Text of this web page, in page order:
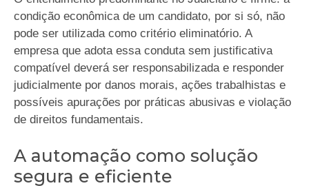
condição econômica de um candidato, por si só, não
pode ser utilizada como critério eliminatório. A
empresa que adota essa conduta sem justificativa
compatível deverá ser responsabilizada e responder
judicialmente por danos morais, ações trabalhistas e
possíveis apurações por práticas abusivas e violação
de direitos fundamentais.
A automação como solução
segura e eficiente